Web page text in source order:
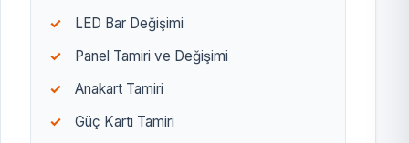
LED Bar Değişimi
Panel Tamiri ve Değişimi
Anakart Tamiri
Güç Kartı Tamiri